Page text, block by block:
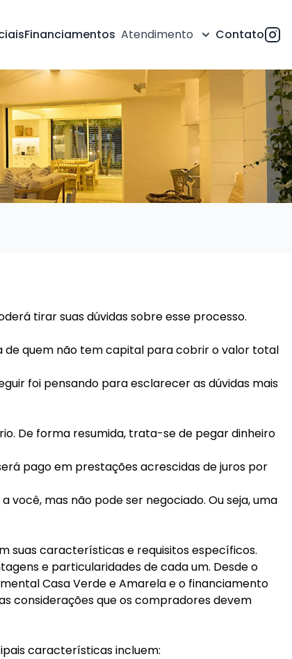
Financiamentos Atendimento Contato
tirar suas dúvidas sobre esse processo.
de quem não tem capital para cobrir o valor total
foi pensando para esclarecer as dúvidas mais
De forma resumida, trata-se de pegar dinheiro
pago em prestações acrescidas de juros por
mas não pode ser negociado. Ou seja, uma
suas características e requisitos específicos.
e particularidades de cada um. Desde o
Casa Verde e Amarela e o financiamento
considerações que os compradores devem
características incluem: